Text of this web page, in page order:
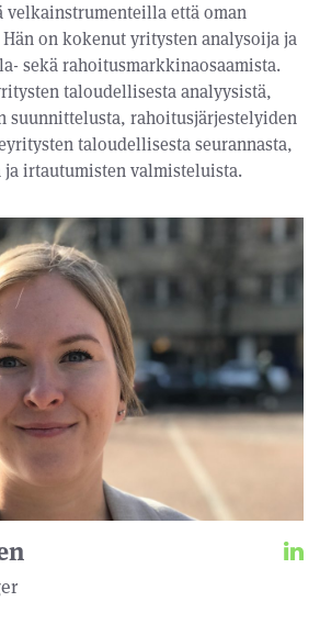
velkainstrumenteilla että oman
on kokenut yritysten analysoija ja
sekä rahoitusmarkkinaosaamista.
taloudellisesta analyysistä,
suunnittelusta, rahoitusjärjestelyiden
taloudellisesta seurannasta,
irtautumisten valmisteluista.